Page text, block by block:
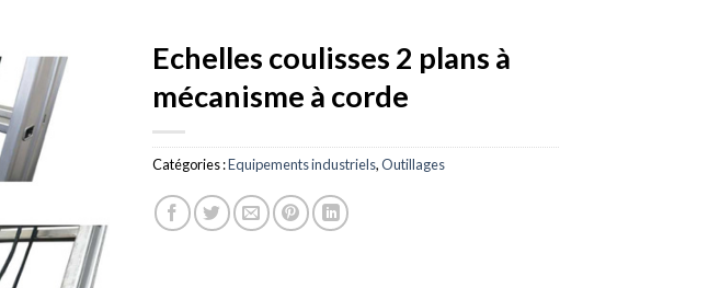
Echelles coulisses 2 plans à
mécanisme à corde
Catégories :Equipements industriels,Outillages